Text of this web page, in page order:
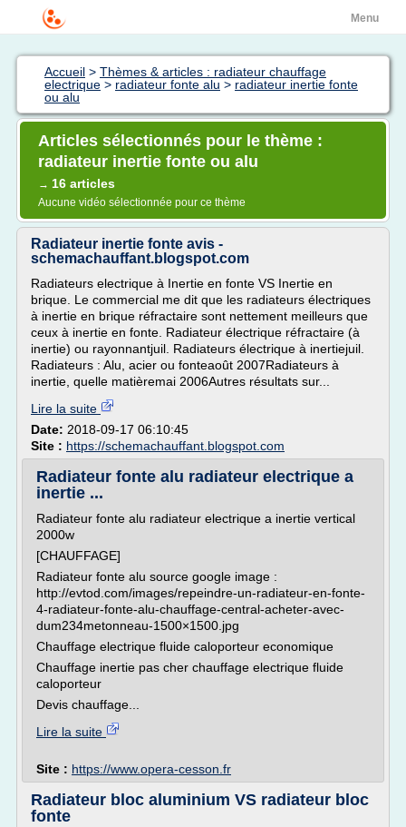
Menu
Accueil > Thèmes & articles : radiateur chauffage
electrique > radiateur fonte alu > radiateur inertie fonte
ou alu
Articles sélectionnés pour le thème :
radiateur inertie fonte ou alu
→ 16 articles
Aucune vidéo sélectionnée pour ce thème
Radiateur inertie fonte avis -
schemachauffant.blogspot.com
Radiateurs electrique à Inertie en fonte VS Inertie en
brique. Le commercial me dit que les radiateurs électriques
à inertie en brique réfractaire sont nettement meilleurs que
ceux à inertie en fonte. Radiateur électrique réfractaire (à
inertie) ou rayonnantjuil. Radiateurs électrique à inertiejuil.
Radiateurs : Alu, acier ou fonteaoût 2007Radiateurs à
inertie, quelle matièremai 2006Autres résultats sur...
Lire la suite
Date: 2018-09-17 06:10:45
Site : https://schemachauffant.blogspot.com
Radiateur fonte alu radiateur electrique a
inertie ...
Radiateur fonte alu radiateur electrique a inertie vertical
2000w
[CHAUFFAGE]
Radiateur fonte alu source google image :
http://evtod.com/images/repeindre-un-radiateur-en-fonte-
4-radiateur-fonte-alu-chauffage-central-acheter-avec-
dum234metonneau-1500×1500.jpg
Chauffage electrique fluide caloporteur economique
Chauffage inertie pas cher chauffage electrique fluide
caloporteur
Devis chauffage...
Lire la suite
Site : https://www.opera-cesson.fr
Radiateur bloc aluminium VS radiateur bloc
fonte